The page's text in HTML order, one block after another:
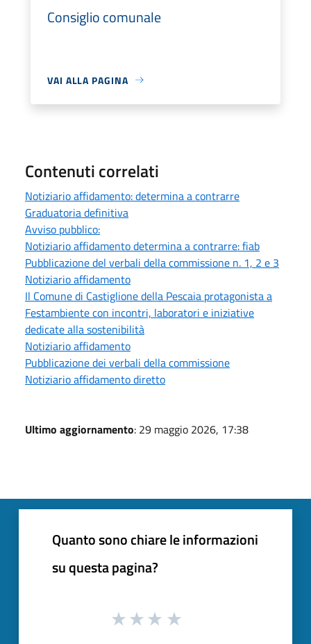
Consiglio comunale
VAI ALLA PAGINA
Contenuti correlati
Notiziario affidamento: determina a contrarre
Graduatoria definitiva
Avviso pubblico:
Notiziario affidamento determina a contrarre: fiab
Pubblicazione del verbali della commissione n. 1, 2 e 3
Notiziario affidamento
Il Comune di Castiglione della Pescaia protagonista a
Festambiente con incontri, laboratori e iniziative
dedicate alla sostenibilità
Notiziario affidamento
Pubblicazione dei verbali della commissione
Notiziario affidamento diretto
Ultimo aggiornamento: 29 maggio 2026, 17:38
Quanto sono chiare le informazioni
su questa pagina?